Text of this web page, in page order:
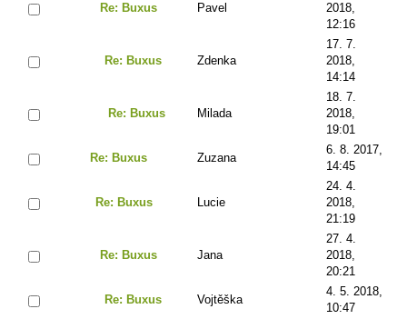
Re: Buxus Pavel
2018,
12:16
Re: Buxus Zdenka
17. 7.
2018,
14:14
Re: Buxus Milada
18. 7.
2018,
19:01
Re: Buxus Zuzana
6. 8. 2017,
14:45
Re: Buxus Lucie
24. 4.
2018,
21:19
Re: Buxus Jana
27. 4.
2018,
20:21
Re: Buxus Vojtěška
4. 5. 2018,
10:47